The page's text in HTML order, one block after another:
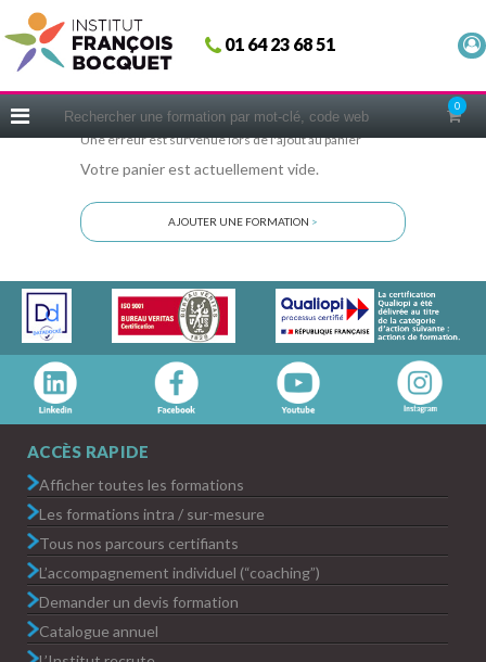
01 64 23 68 51
0
Fermer
ACCUEIL
CERIFICATIONS
INTRAS | SUR-MESURE
COACHING
NOUS CONNAÎTRE
CONSEILS MICRO-COACHING
PODCAST
WEBINAIRES
Une erreur est survenue lors de l'ajout au panier
Votre panier est actuellement vide.
AJOUTER UNE FORMATION >
ACCÈS RAPIDE
Afficher toutes les formations
Les formations intra / sur-mesure
Tous nos parcours certifiants
L’accompagnement individuel (“coaching”)
Demander un devis formation
Catalogue annuel